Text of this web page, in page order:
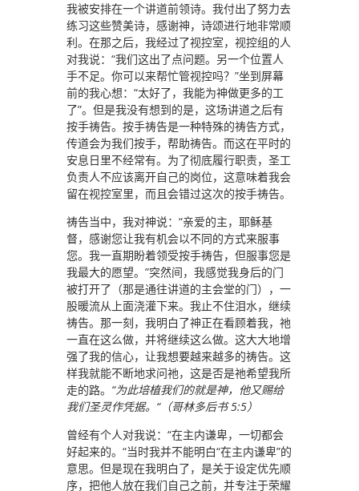
我被安排在一个讲道前领诗。我付出了努力去
练习这些赞美诗，感谢神，诗颂进行地非常顺
利。在那之后，我经过了视控室，视控组的人
对我说：“我们这出了点问题。另一个位置人
手不足。你可以来帮忙管视控吗？”坐到屏幕
前的我心想：“太好了，我能为神做更多的工
了”。但是我没有想到的是，这场讲道之后有
按手祷告。按手祷告是一种特殊的祷告方式，
传道会为我们按手，帮助祷告。而这在平时的
安息日里不经常有。为了彻底履行职责，圣工
负责人不应该离开自己的岗位，这意味着我会
留在视控室里，而且会错过这次的按手祷告。
祷告当中，我对神说：“亲爱的主，耶稣基
督，感谢您让我有机会以不同的方式来服事
您。我一直期盼着领受按手祷告，但服事您是
我最大的愿望。”突然间，我感觉我身后的门
被打开了（那是通往讲道的主会堂的门），一
股暖流从上面浇灌下来。我止不住泪水，继续
祷告。那一刻，我明白了神正在看顾着我，祂
一直在这么做，并将继续这么做。这大大地增
强了我的信心，让我想要越来越多的祷告。这
样我就能不断地求问祂，这是否是祂希望我所
走的路。 “为此培植我们的就是神，他又赐给
我们圣灵作凭据。“（哥林多后书 5:5）
曾经有个人对我说：“在主内谦卑，一切都会
好起来的。“当时我并不能明白“在主内谦卑”的
意思。但是现在我明白了，是关于设定优先顺
序，把他人放在我们自己之前，并专注于荣耀